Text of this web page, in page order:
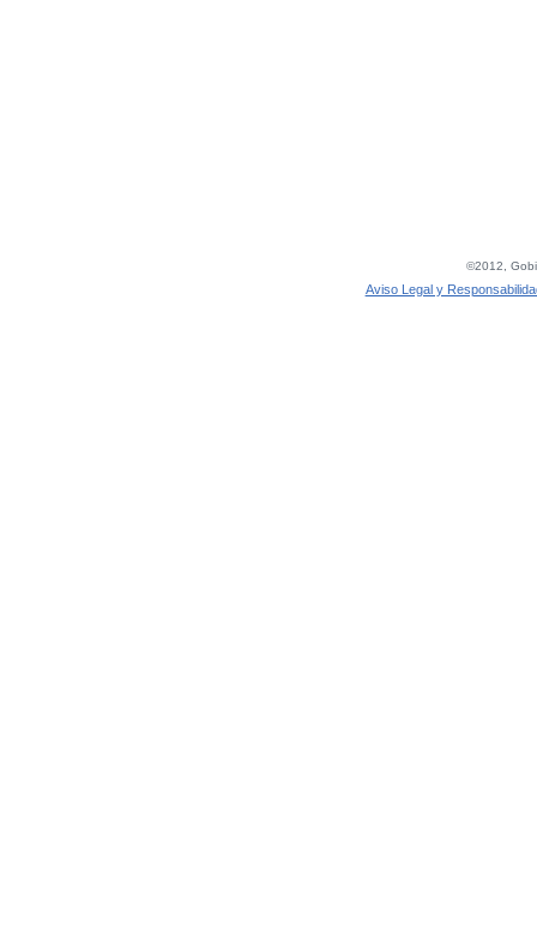
©2012,
Aviso Legal y